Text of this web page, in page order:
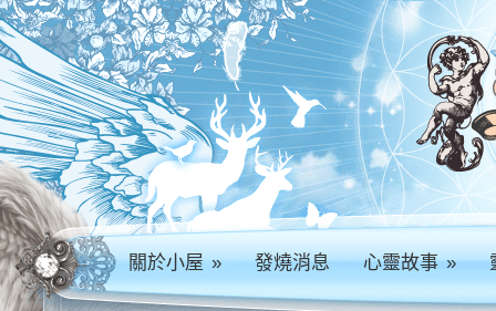
關於小屋» 發燒消息 心靈故事»